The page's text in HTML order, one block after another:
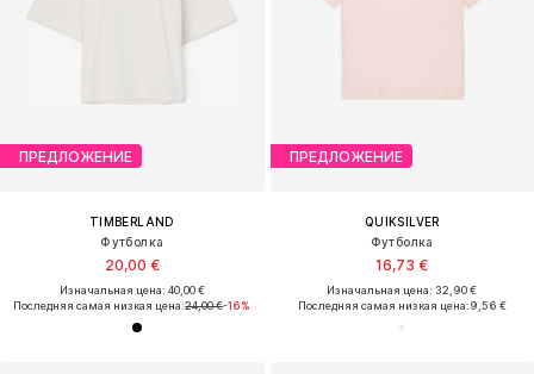
ПРЕДЛОЖЕНИЕ
TIMBERLAND
Футболка
20,00 €
Изначальная цена: 40,00 €
Последняя самая низкая цена:24,00 €-16%
ПРЕДЛОЖЕНИЕ
QUIKSILVER
Футболка
16,73 €
Изначальная цена: 32,90 €
Последняя самая низкая цена:9,56 €